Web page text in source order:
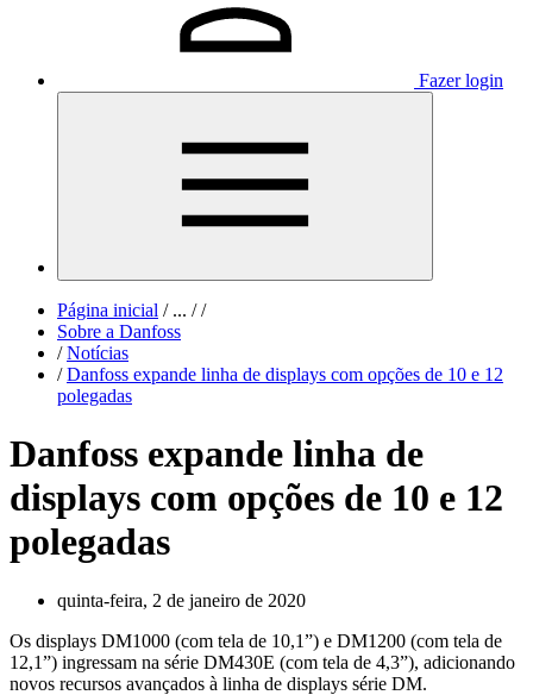
Fazer login
Página inicial /... / /
Sobre a Danfoss
/ Notícias
/ Danfoss expande linha de displays com opções de 10 e 12
polegadas
Danfoss expande linha de
displays com opções de 10 e 12
polegadas
quinta-feira, 2 de janeiro de 2020
Os displays DM1000 (com tela de 10,1”) e DM1200 (com tela de
12,1”) ingressam na série DM430E (com tela de 4,3”), adicionando
novos recursos avançados à linha de displays série DM.